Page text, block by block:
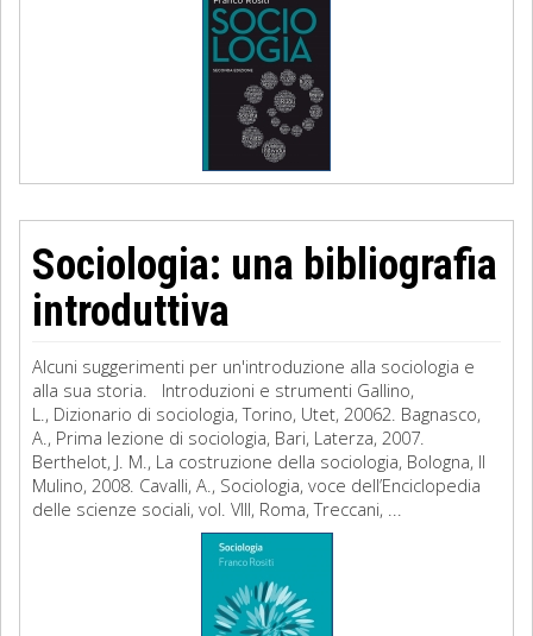
Sociologia: una bibliografia
introduttiva
Alcuni suggerimenti per un'introduzione alla sociologia e
alla sua storia. Introduzioni e strumenti Gallino,
L., Dizionario di sociologia, Torino, Utet, 20062. Bagnasco,
A., Prima lezione di sociologia, Bari, Laterza, 2007.
Berthelot, J. M., La costruzione della sociologia, Bologna, Il
Mulino, 2008. Cavalli, A., Sociologia, voce dell’Enciclopedia
delle scienze sociali, vol. VIII, Roma, Treccani, ...